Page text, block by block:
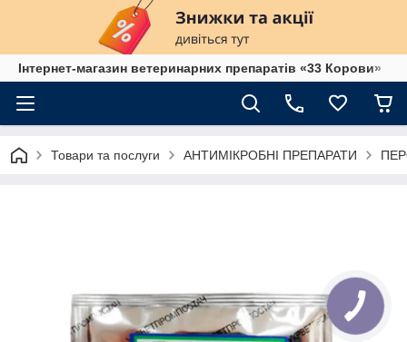
Інтернет-магазин ветеринарних препаратів «33 Корови»
Товари та послуги АНТИМІКРОБНІ ПРЕПАРАТИ